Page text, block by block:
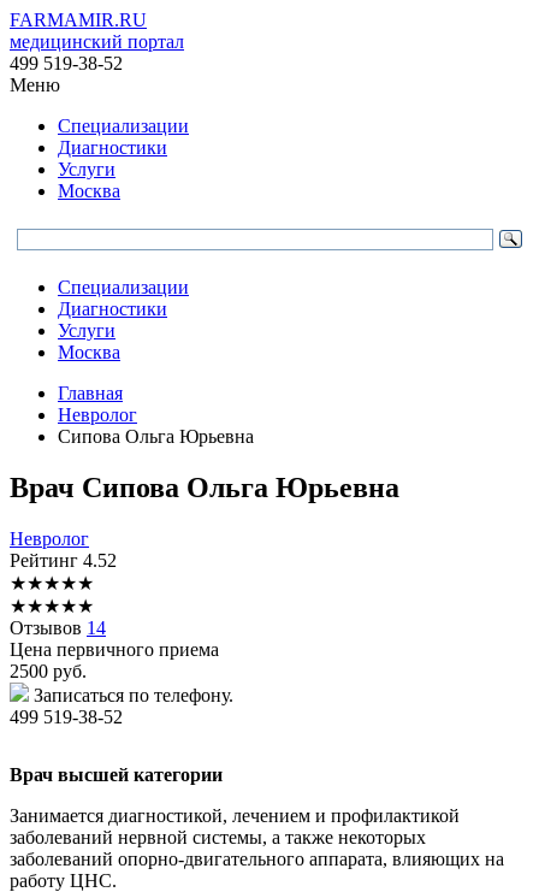
FARMAMIR.RU
медицинский портал
499 519-38-52
Меню
Специализации
Диагностики
Услуги
Москва
Специализации
Диагностики
Услуги
Москва
Главная
Невролог
Сипова Ольга Юрьевна
Врач Сипова Ольга Юрьевна
Невролог
Рейтинг 4.52
★★★★★
★★★★★
Отзывов 14
Цена первичного приема
2500 руб.
Записаться по телефону.
499 519-38-52
Врач высшей категории
Занимается диагностикой, лечением и профилактикой
заболеваний нервной системы, а также некоторых
заболеваний опорно-двигательного аппарата, влияющих на
работу ЦНС.